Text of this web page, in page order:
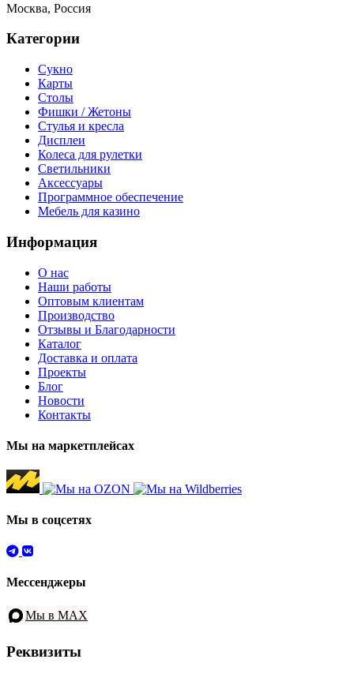
Москва, Россия
Категории
Сукно
Карты
Столы
Фишки / Жетоны
Стулья и кресла
Дисплеи
Колеса для рулетки
Светильники
Аксессуары
Программное обеспечение
Мебель для казино
Информация
О нас
Наши работы
Оптовым клиентам
Производство
Отзывы и Благодарности
Каталог
Доставка и оплата
Проекты
Блог
Новости
Контакты
Мы на маркетплейсах
Мы в соцсетях
Мессенджеры
Мы в MAX
Реквизиты